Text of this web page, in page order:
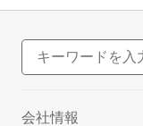
会社情報